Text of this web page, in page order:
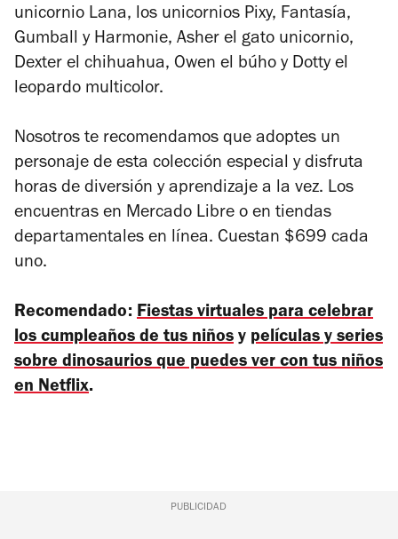
unicornio Lana, los unicornios Pixy, Fantasía,
Gumball y Harmonie, Asher el gato unicornio,
Dexter el chihuahua, Owen el búho y Dotty el
leopardo multicolor.
Nosotros te recomendamos que adoptes un
personaje de esta colección especial y disfruta
horas de diversión y aprendizaje a la vez. Los
encuentras en Mercado Libre o en tiendas
departamentales en línea. Cuestan $699 cada
uno.
Recomendado: Fiestas virtuales para celebrar
los cumpleaños de tus niños y películas y series
sobre dinosaurios que puedes ver con tus niños
en Netflix.
PUBLICIDAD